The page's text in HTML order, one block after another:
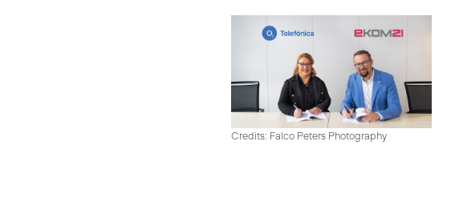
Credits: Falco Peters Photography